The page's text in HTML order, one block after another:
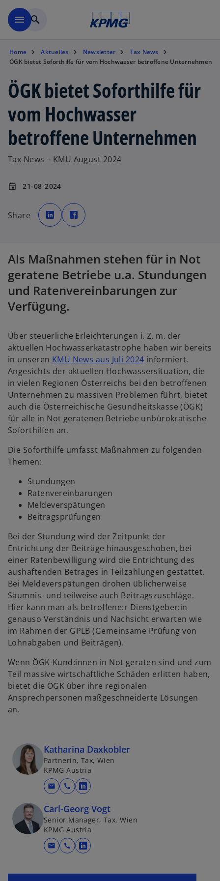
menu search
Home Aktuelles Newsletter
Tax News
ÖGK bietet Soforthilfe für vom Hochwasser betroffene Unternehmen
ÖGK bietet Soforthilfe für
vom Hochwasser
betroffene Unternehmen
Tax News – KMU August 2024
event 21-08-2024
Share
w
i
r
d
e
r
n
e
u
e
n
e
g
e
r
k
a
r
t
e
g
e
ö
f
f
n
e
t
i
r
e
r
n
e
u
e
n
e
r
k
a
r
t
e
g
e
ö
f
f
n
e
t
Als Maßnahmen stehen für in Not
geratene Betriebe u.a. Stundungen
und Ratenvereinbarungen zur
Verfügung.
Über steuerliche Erleichterungen i. Z. m. der
aktuellen Hochwasserkatastrophe haben wir bereits
in unseren KMU News aus Juli 2024 informiert.
Angesichts der aktuellen Hochwassersituation, die
in vielen Regionen Österreichs bei den betroffenen
Unternehmen zu massiven Problemen führt, bietet
auch die Österreichische Gesundheitskasse (ÖGK)
für alle in Not geratenen Betriebe unbürokratische
Soforthilfen an.
Die Soforthilfe umfasst Maßnahmen zu folgenden
Themen:
Stundungen
Ratenvereinbarungen
Meldeverspätungen
Beitragsprüfungen
Bei der Stundung wird der Zeitpunkt der
Entrichtung der Beiträge hinausgeschoben, bei
einer Ratenbewilligung wird die Entrichtung des
aushaftenden Betrages in Teilzahlungen gestattet.
Bei Meldeverspätungen drohen üblicherweise
Säumnis- und teilweise auch Beitragszuschläge.
Hier kann man als betroffene:r Dienstgeber:in
genauso Verständnis und Nachsicht erwarten wie
im Rahmen der GPLB (Gemeinsame Prüfung von
Lohnabgaben und Beiträgen).
Wenn ÖGK-Kund:innen in Not geraten sind und zum
Teil massive wirtschaftliche Schäden erlitten haben,
bietet die ÖGK über ihre regionalen
Ansprechpersonen maßgeschneiderte Lösungen
an.
Katharina Daxkobler
Partnerin, Tax, Wien
KPMG Austria
mail call
w
r
d
i
n
i
Carl-Georg Vogt
Senior Manager, Tax, Wien
KPMG Austria
mail call
w
r
ir
d
i
n
i
n
e
r
e